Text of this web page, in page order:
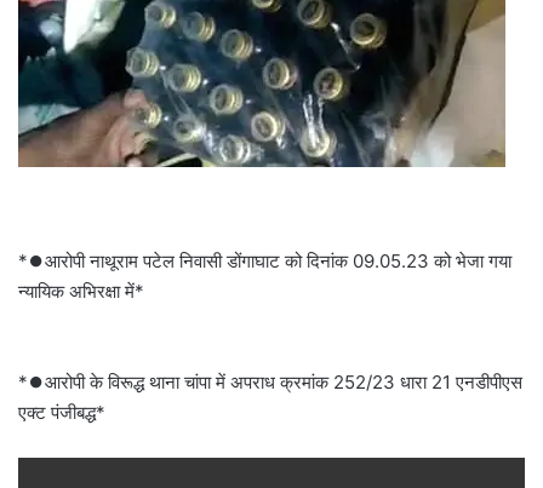
*⏺️आरोपी नाथूराम पटेल निवासी डोंगाघाट को दिनांक 09.05.23 को भेजा गया
न्यायिक अभिरक्षा में*
*⏺️आरोपी के विरूद्ध थाना चांपा में अपराध क्रमांक 252/23 धारा 21 एनडीपीएस
एक्ट पंजीबद्ध*